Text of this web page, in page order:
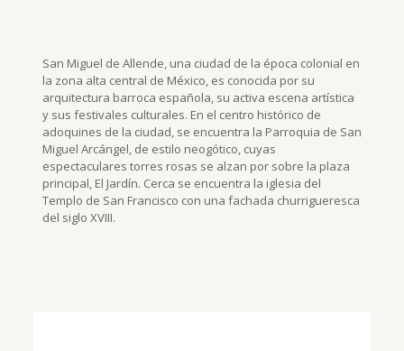
San Miguel de Allende, una ciudad de la época colonial en
la zona alta central de México, es conocida por su
arquitectura barroca española, su activa escena artística
y sus festivales culturales. En el centro histórico de
adoquines de la ciudad, se encuentra la Parroquia de San
Miguel Arcángel, de estilo neogótico, cuyas
espectaculares torres rosas se alzan por sobre la plaza
principal, El Jardín. Cerca se encuentra la iglesia del
Templo de San Francisco con una fachada churrigueresca
del siglo XVIII.